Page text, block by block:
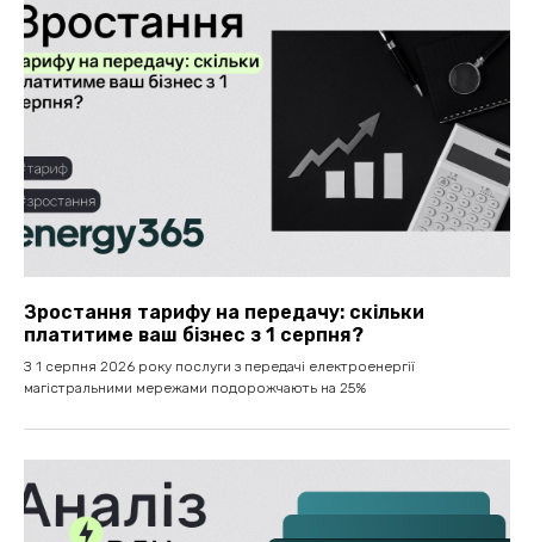
Зростання тарифу на передачу: скільки
платитиме ваш бізнес з 1 серпня?
З 1 серпня 2026 року послуги з передачі електроенергії
магістральними мережами подорожчають на 25%